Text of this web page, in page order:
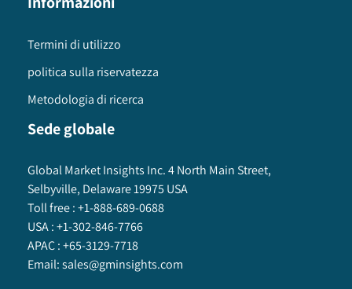
Termini di utilizzo
politica sulla riservatezza
Metodologia di ricerca
Sede globale
Global Market Insights Inc. 4 North Main Street,
Selbyville, Delaware 19975 USA
Toll free :+1-888-689-0688
USA :+1-302-846-7766
APAC :+65-3129-7718
Email:sales@gminsights.com